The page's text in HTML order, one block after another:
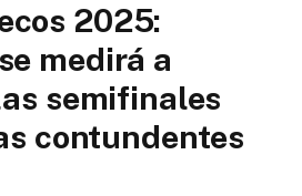
2025:
medirá a
semifinales
contundentes